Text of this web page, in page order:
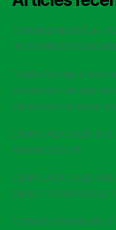
COMMUNIQUÉ de
Table Ronde « Rex
cheminot-es ont
direction de tenir
L’INFO ADC SUD
AVANCÉES !!!
L’INFO ADC SUD
DIRECTION
CONGÉS